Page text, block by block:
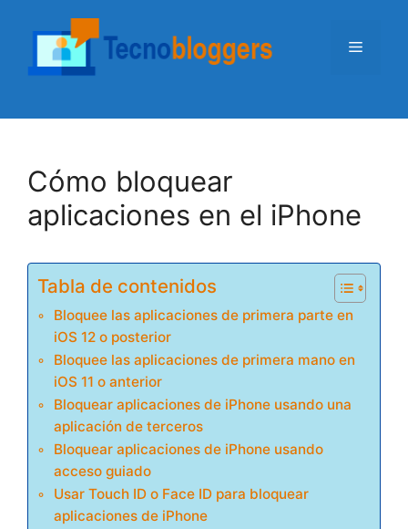
contenido
Menú
Cómo bloquear
aplicaciones en el iPhone
Tabla de contenidos
Bloquee las aplicaciones de primera parte en
iOS 12 o posterior
Bloquee las aplicaciones de primera mano en
iOS 11 o anterior
Bloquear aplicaciones de iPhone usando una
aplicación de terceros
Bloquear aplicaciones de iPhone usando
acceso guiado
Usar Touch ID o Face ID para bloquear
aplicaciones de iPhone